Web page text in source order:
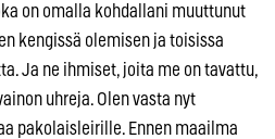
on omalla kohdallani muuttunut
kengissä olemisen ja toisissa
Ja ne ihmiset, joita me on tavattu,
uhreja. Olen vasta nyt
pakolaisleirille. Ennen maailma